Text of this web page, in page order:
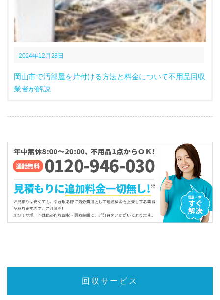
2024年12月28日
岡山市で汚部屋を片付ける方法と料金について不用品回収
業者が解説
回収サービス